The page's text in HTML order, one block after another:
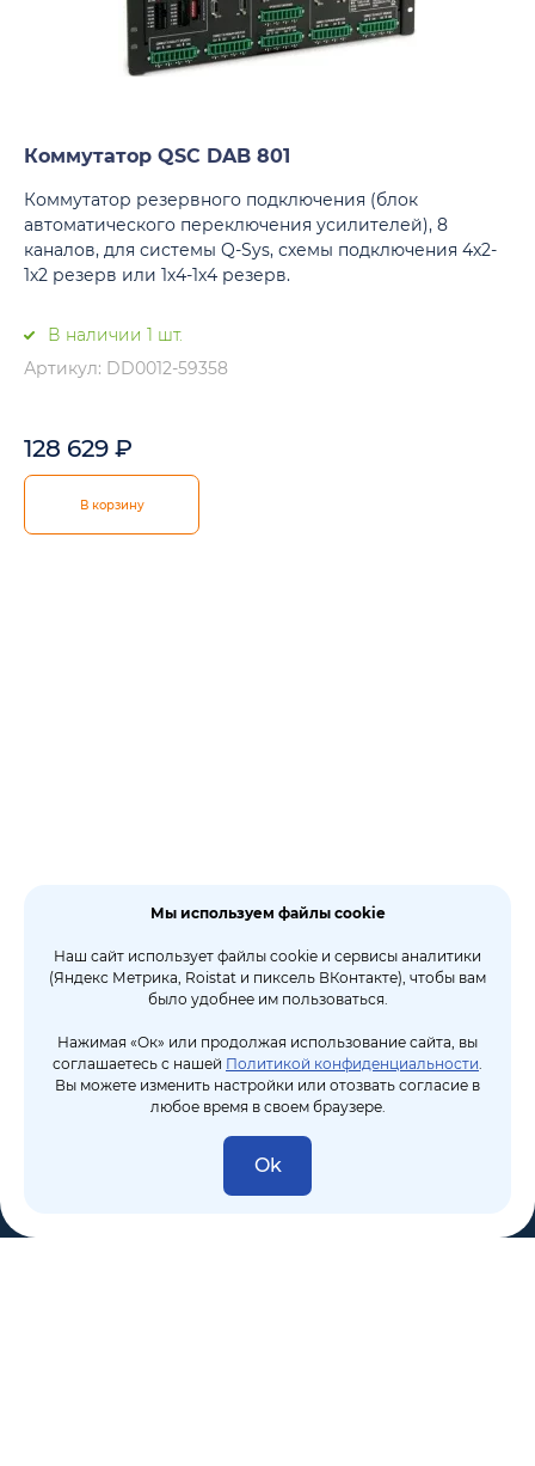
Коммутатор QSC DAB 801
Коммутатор резервного подключения (блок
автоматического переключения усилителей), 8
каналов, для системы Q-Sys, схемы подключения 4х2-
1х2 резерв или 1х4-1х4 резерв.
В наличии 1 шт.
Артикул: DD0012-59358
128 629 ₽
В корзину
Мы используем файлы cookie
Наш сайт использует файлы cookie и сервисы аналитики
(Яндекс Метрика, Roistat и пиксель ВКонтакте), чтобы вам
было удобнее им пользоваться.
Нажимая «Ок» или продолжая использование сайта, вы
соглашаетесь с нашей Политикой конфиденциальности.
Вы можете изменить настройки или отозвать согласие в
любое время в своем браузере.
Ok